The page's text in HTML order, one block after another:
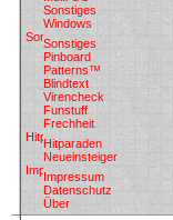
Sonstiges
Windows
Sonstiges
Pinboard
Patterns™
Blindtext
Virencheck
Funstuff
Frechheit
Hitparaden
Neueinsteiger
Impressum
Datenschutz
Über